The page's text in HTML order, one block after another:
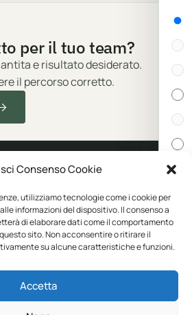
Consenso Cookie
utilizziamo tecnologie come i cookie per
informazioni del dispositivo. Il consenso a
di elaborare dati come il comportamento
sito. Non acconsentire o ritirare il
su alcune caratteristiche e funzioni.
Accetta
per il tuo team?
e risultato desiderato.
il percorso corretto.
neutro o
YUME
Personalizzazione